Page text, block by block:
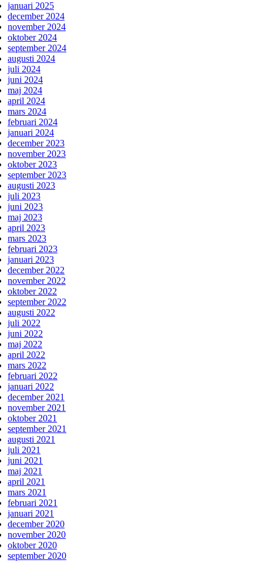
januari 2025
december 2024
november 2024
oktober 2024
september 2024
augusti 2024
juli 2024
juni 2024
maj 2024
april 2024
mars 2024
februari 2024
januari 2024
december 2023
november 2023
oktober 2023
september 2023
augusti 2023
juli 2023
juni 2023
maj 2023
april 2023
mars 2023
februari 2023
januari 2023
december 2022
november 2022
oktober 2022
september 2022
augusti 2022
juli 2022
juni 2022
maj 2022
april 2022
mars 2022
februari 2022
januari 2022
december 2021
november 2021
oktober 2021
september 2021
augusti 2021
juli 2021
juni 2021
maj 2021
april 2021
mars 2021
februari 2021
januari 2021
december 2020
november 2020
oktober 2020
september 2020